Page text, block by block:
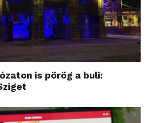
is pörög a buli: